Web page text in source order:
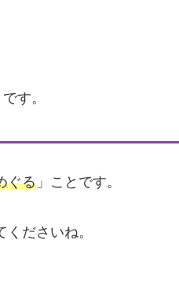
す。
ぐる 」ことです。
ださいね。